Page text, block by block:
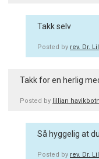
Takk selv
Posted by rev. Dr.
Takk for en herlig
Posted by lillian havikbotn
Så hyggelig at
Posted by rev. Dr.